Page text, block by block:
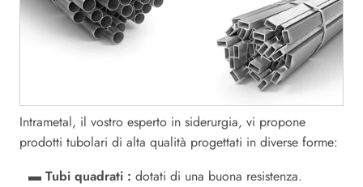
Intrametal, il vostro esperto in siderurgia, vi propone
prodotti tubolari di alta qualità progettati in diverse forme:
Tubi quadrati : dotati di una buona resistenza.